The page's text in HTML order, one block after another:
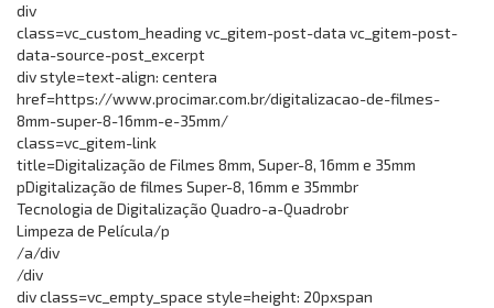
div
class=vc_custom_heading vc_gitem-post-data vc_gitem-post-
data-source-post_excerpt
div style=text-align: centera
href=https://www.procimar.com.br/digitalizacao-de-filmes-
8mm-super-8-16mm-e-35mm/
class=vc_gitem-link
title=Digitalização de Filmes 8mm, Super-8, 16mm e 35mm
pDigitalização de filmes Super-8, 16mm e 35mmbr
Tecnologia de Digitalização Quadro-a-Quadrobr
Limpeza de Película/p
/a/div
/div
div class=vc_empty_space style=height: 20pxspan